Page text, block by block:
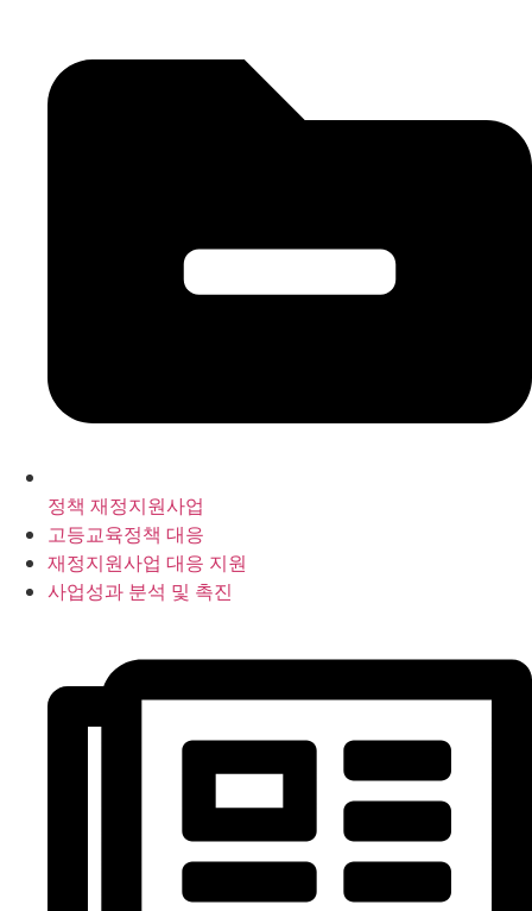
정책 재정지원사업
고등교육정책 대응
재정지원사업 대응 지원
사업성과 분석 및 촉진